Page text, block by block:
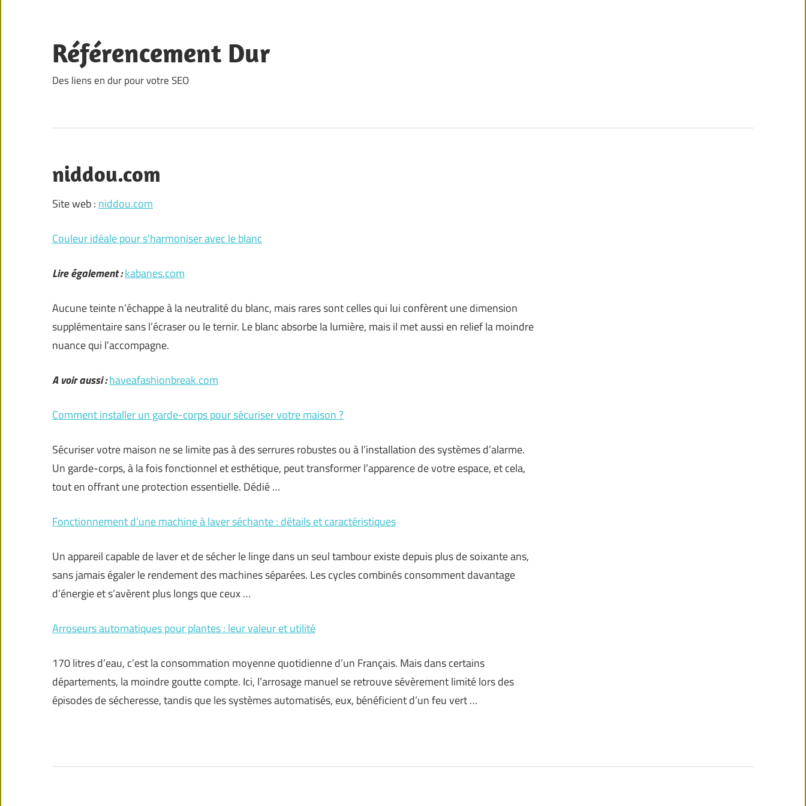
content
Référencement Dur
Des liens en dur pour votre SEO
niddou.com
Site web : niddou.com
Couleur idéale pour s’harmoniser avec le blanc
Lire également :kabanes.com
Aucune teinte n’échappe à la neutralité du blanc, mais rares sont celles qui lui confèrent une dimension
supplémentaire sans l’écraser ou le ternir. Le blanc absorbe la lumière, mais il met aussi en relief la moindre
nuance qui l’accompagne.
A voir aussi :haveafashionbreak.com
Comment installer un garde-corps pour sécuriser votre maison ?
Sécuriser votre maison ne se limite pas à des serrures robustes ou à l’installation des systèmes d’alarme.
Un garde-corps, à la fois fonctionnel et esthétique, peut transformer l’apparence de votre espace, et cela,
tout en offrant une protection essentielle. Dédié …
Fonctionnement d’une machine à laver séchante : détails et caractéristiques
Un appareil capable de laver et de sécher le linge dans un seul tambour existe depuis plus de soixante ans,
sans jamais égaler le rendement des machines séparées. Les cycles combinés consomment davantage
d’énergie et s’avèrent plus longs que ceux …
Arroseurs automatiques pour plantes : leur valeur et utilité
170 litres d’eau, c’est la consommation moyenne quotidienne d’un Français. Mais dans certains
départements, la moindre goutte compte. Ici, l’arrosage manuel se retrouve sévèrement limité lors des
épisodes de sécheresse, tandis que les systèmes automatisés, eux, bénéficient d’un feu vert …